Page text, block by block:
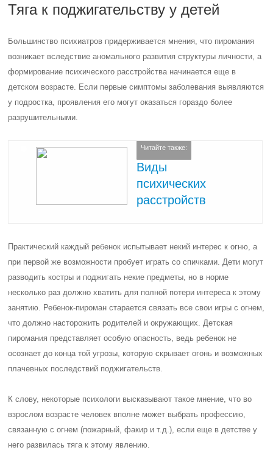
Тяга к поджигательству у детей
Большинство психиатров придерживается мнения, что пиромания
возникает вследствие аномального развития структуры личности, а
формирование психического расстройства начинается еще в
детском возрасте. Если первые симптомы заболевания выявляются
у подростка, проявления его могут оказаться гораздо более
разрушительными.
Читайте также:
Виды
психических
расстройств
Практический каждый ребенок испытывает некий интерес к огню, а
при первой же возможности пробует играть со спичками. Дети могут
разводить костры и поджигать некие предметы, но в норме
несколько раз должно хватить для полной потери интереса к этому
занятию. Ребенок-пироман старается связать все свои игры с огнем,
что должно насторожить родителей и окружающих. Детская
пиромания представляет особую опасность, ведь ребенок не
осознает до конца той угрозы, которую скрывает огонь и возможных
плачевных последствий поджигательств.
К слову, некоторые психологи высказывают такое мнение, что во
взрослом возрасте человек вполне может выбрать профессию,
связанную с огнем (пожарный, факир и т.д.), если еще в детстве у
него развилась тяга к этому явлению.